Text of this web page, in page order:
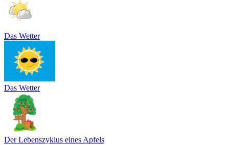
Das Wetter
Das Wetter
Der Lebenszyklus eines Apfels